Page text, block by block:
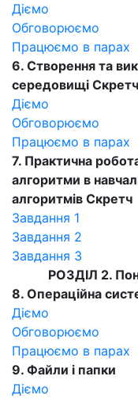
Діємо
Обговорюємо
Працюємо в парах
6. Створення та
середовищі Скретч
Діємо
Обговорюємо
Працюємо в парах
7. Практична
алгоритми в
алгоритмів Скретч
Завдання 1
Завдання 2
Завдання 3
РОЗДІЛ 2.
8. Операційна
Діємо
Обговорюємо
Працюємо в парах
9. Файли і папки
Діємо